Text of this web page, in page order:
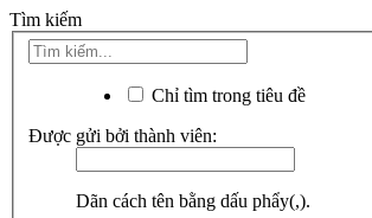
Tìm kiếm
Chỉ tìm trong tiêu đề
Được gửi bởi thành viên:
Dãn cách tên bằng dấu phẩy(,).